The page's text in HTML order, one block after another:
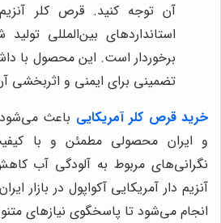
آن توجه کنید. قرص کلر
استانداردهای بین‌المللی
برخوردار است. این محصول با
تضمینی برای ایمنی و اثربخشی
خرید قرص کلر آمریکایی باعث
و ایران محصولی مطمئن و با
نگرانی‌های مربوط به آلودگی آب
آنزیم دار آمریکایی آکواپول در بازار
انجام می‌شود تا پاسخگوی نیازهای